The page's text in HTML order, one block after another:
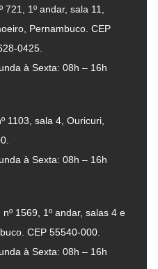
1º andar, sala 11,
Pernambuco. CEP
0425.
à Sexta: 08h – 16h
1103, sala 4, Ouricuri,
à Sexta: 08h – 16h
1569, 1º andar, salas 4 e
CEP 55540-000.
à Sexta: 08h – 16h